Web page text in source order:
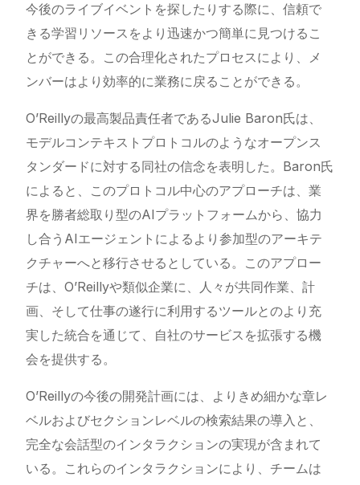
今後のライブイベントを探したりする際に、信頼で
きる学習リソースをより迅速かつ簡単に見つけるこ
とができる。この合理化されたプロセスにより、メ
ンバーはより効率的に業務に戻ることができる。
O’Reillyの最高製品責任者であるJulie Baron氏は、
モデルコンテキストプロトコルのようなオープンス
タンダードに対する同社の信念を表明した。Baron氏
によると、このプロトコル中心のアプローチは、業
界を勝者総取り型のAIプラットフォームから、協力
し合うAIエージェントによるより参加型のアーキテ
クチャーへと移行させるとしている。このアプロー
チは、O’Reillyや類似企業に、人々が共同作業、計
画、そして仕事の遂行に利用するツールとのより充
実した統合を通じて、自社のサービスを拡張する機
会を提供する。
O’Reillyの今後の開発計画には、よりきめ細かな章レ
ベルおよびセクションレベルの検索結果の導入と、
完全な会話型のインタラクションの実現が含まれて
いる。これらのインタラクションにより、チームは